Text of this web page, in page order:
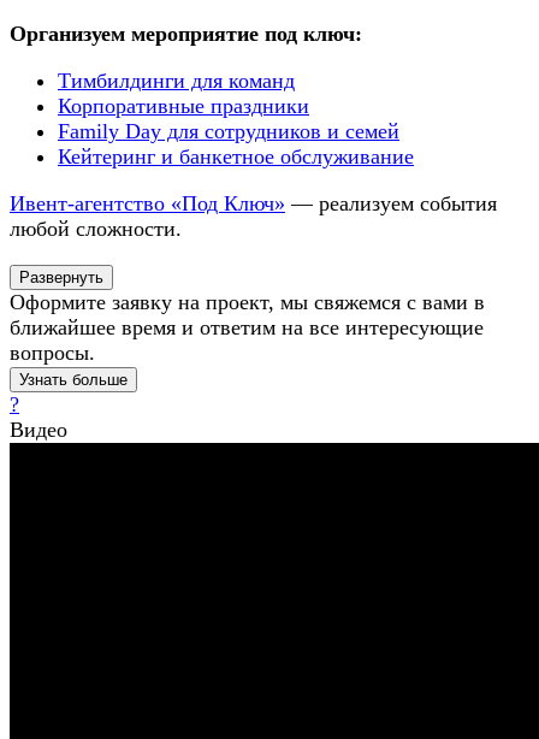
Организуем мероприятие под ключ:
Тимбилдинги для команд
Корпоративные праздники
Family Day для сотрудников и семей
Кейтеринг и банкетное обслуживание
Ивент-агентство «Под Ключ» — реализуем события
любой сложности.
Развернуть
Оформите заявку на проект, мы свяжемся с вами в
ближайшее время и ответим на все интересующие
вопросы.
Узнать больше
?
Видео